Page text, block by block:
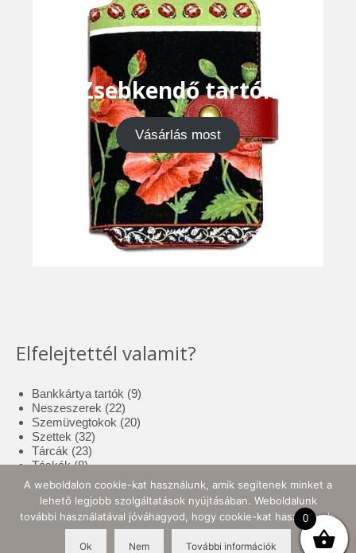
Zsebkendő tartók
Vásárlás most
Elfelejtettél valamit?
Bankkártya tartók 99
Neszeszerek 2222
termék
Szemüvegtokok 2020
Szettek 3232
termék
Tárcák 2323
termék
Táskák 88
termék
Tolltartók
termék
Tote bag
3
termék
Zsebkendő tartók 1010
termék
0
A weboldalon cookie-kat használunk, amik segítenek minket a
lehető legjobb szolgáltatások nyújtásában. Weboldalunk
további használatával jóváhagyod, hogy cookie-kat használjunk.
Ok Nem További információk